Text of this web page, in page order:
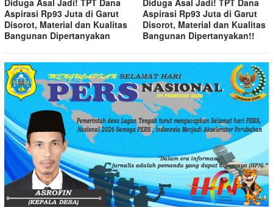
Aspirasi Rp93 Juta di Garut
Disorot, Material dan Kualitas
Bangunan Dipertanyakan
Aspirasi Rp93 Juta di Garut
Disorot, Material dan Kualitas
Bangunan Dipertanyakan!!